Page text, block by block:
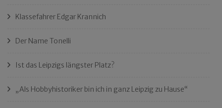
Klassefahrer Edgar Krannich
Der Name Tonelli
Ist das Leipzigs längster Platz?
„Als Hobbyhistoriker bin ich in ganz Leipzig zu Hause“